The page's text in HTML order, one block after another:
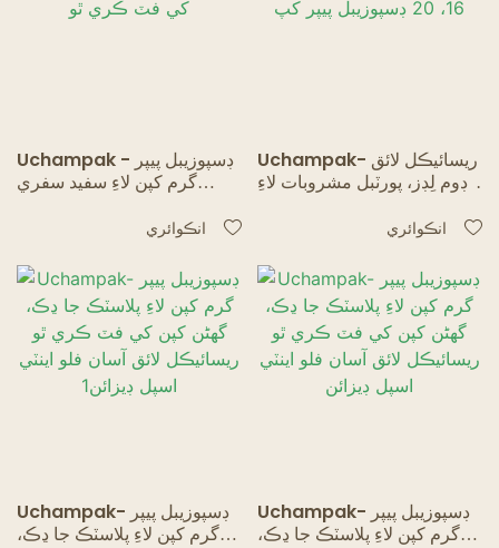
Uchampak - ڊسپوزيبل پيپر
گرم کپن لاءِ سفيد سفري
انڪوائري
Uchampak- ريسائيڪل لائق
ڊوم لِڊز، پورٽبل مشروبات لاءِ
20 ڊسپوزيبل پيپر کپ
انڪوائري
Uchampak- ڊسپوزيبل پيپر
گرم کپن لاءِ پلاسٽڪ جا ڍڪ،
Uchampak- ڊسپوزيبل پيپر
گرم کپن لاءِ پلاسٽڪ جا ڍڪ،